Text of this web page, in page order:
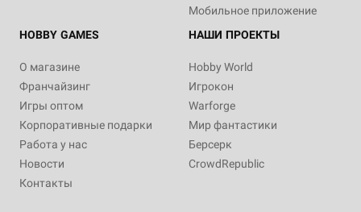
Мобильное приложение
HOBBY GAMES
О магазине
Франчайзинг
Игры оптом
Корпоративные подарки
Работа у нас
Новости
Контакты
НАШИ ПРОЕКТЫ
Hobby World
Игрокон
Warforge
Мир фантастики
Берсерк
CrowdRepublic